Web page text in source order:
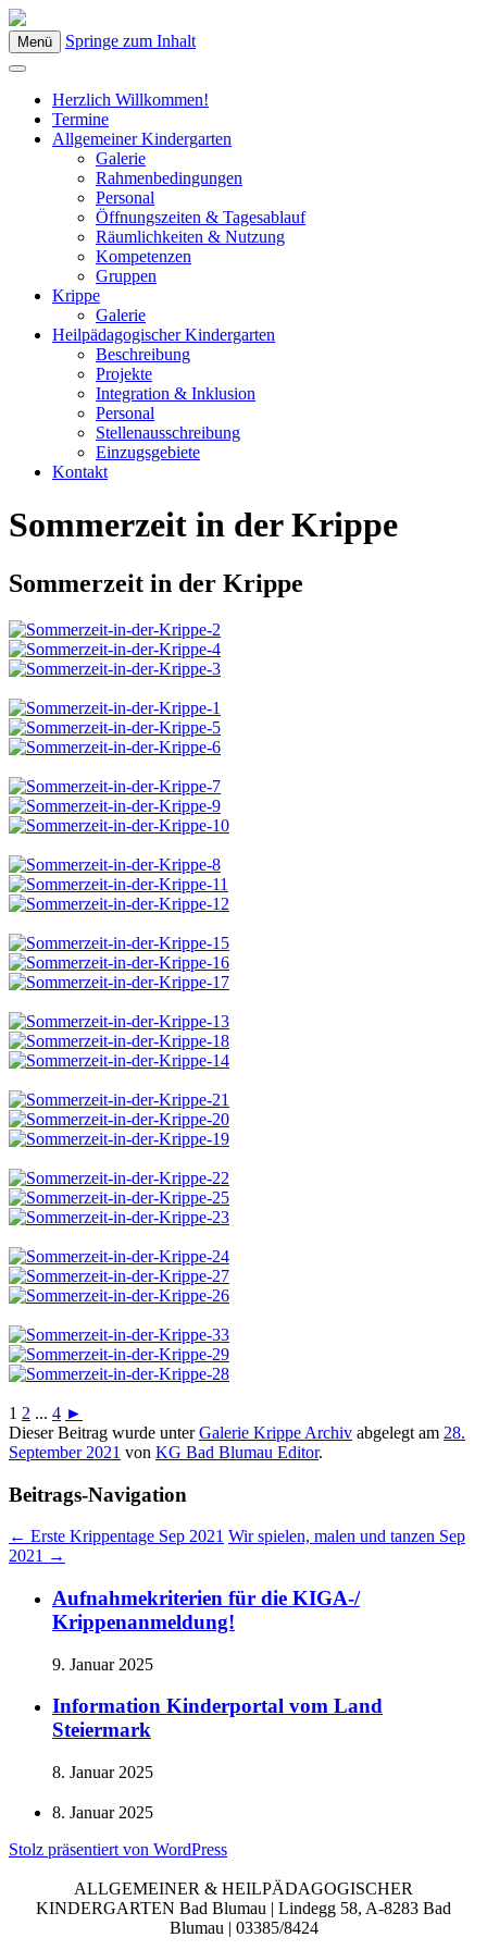
Kindergarten Bad Blumau
Menü Springe zum Inhalt
Herzlich Willkommen!
Termine
Allgemeiner Kindergarten
Galerie
Rahmenbedingungen
Personal
Öffnungszeiten & Tagesablauf
Räumlichkeiten & Nutzung
Kompetenzen
Gruppen
Krippe
Galerie
Heilpädagogischer Kindergarten
Beschreibung
Projekte
Integration & Inklusion
Personal
Stellenausschreibung
Einzugsgebiete
Kontakt
Sommerzeit in der Krippe
Sommerzeit in der Krippe
1 2 ... 4 ►
Dieser Beitrag wurde unterGalerie Krippe Archiv abgelegt am 28.
September 2021 von KG Bad Blumau Editor.
Beitrags-Navigation
← Erste Krippentage Sep 2021 Wir spielen, malen und tanzen Sep
2021 →
Aufnahmekriterien für die KIGA-/
Krippenanmeldung!
9. Januar 2025
Information Kinderportal vom Land
Steiermark
8. Januar 2025
8. Januar 2025
Stolz präsentiert von WordPress
ALLGEMEINER & HEILPÄDAGOGISCHER
KINDERGARTEN Bad Blumau | Lindegg 58, A-8283 Bad
Blumau | 03385/8424